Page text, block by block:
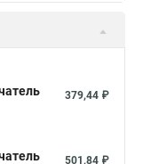
379,44 ₽
501,84 ₽